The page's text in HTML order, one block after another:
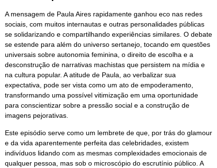
A mensagem de Paula Aires rapidamente ganhou eco nas redes
sociais, com muitos internautas e outras personalidades públicas
se solidarizando e compartilhando experiências similares. O debate
se estende para além do universo sertanejo, tocando em questões
universais sobre autonomia feminina, o direito de escolha e a
desconstrução de narrativas machistas que persistem na mídia e
na cultura popular. A atitude de Paula, ao verbalizar sua
expectativa, pode ser vista como um ato de empoderamento,
transformando uma possível vitimização em uma oportunidade
para conscientizar sobre a pressão social e a construção de
imagens pejorativas.
Este episódio serve como um lembrete de que, por trás do glamour
e da vida aparentemente perfeita das celebridades, existem
indivíduos lidando com as mesmas complexidades emocionais de
qualquer pessoa, mas sob o microscópio do escrutínio público. A